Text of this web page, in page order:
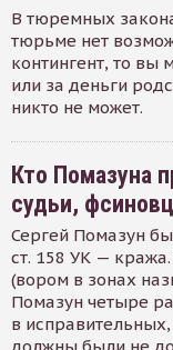
В тюремных
тюрьме нет
контингент, то вы
или за деньги
никто не может.
Кто Помазуна
судьи,
Сергей Помазун
ст. 158 УК —
(вором в зонах
Помазун четыре
в